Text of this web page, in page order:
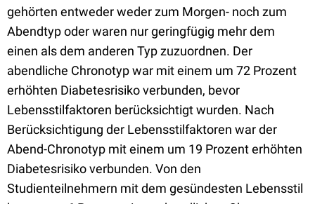
gehörten entweder weder zum Morgen- noch zum
Abendtyp oder waren nur geringfügig mehr dem
einen als dem anderen Typ zuzuordnen. Der
abendliche Chronotyp war mit einem um 72 Prozent
erhöhten Diabetesrisiko verbunden, bevor
Lebensstilfaktoren berücksichtigt wurden. Nach
Berücksichtigung der Lebensstilfaktoren war der
Abend-Chronotyp mit einem um 19 Prozent erhöhten
Diabetesrisiko verbunden. Von den
Studienteilnehmern mit dem gesündesten Lebensstil